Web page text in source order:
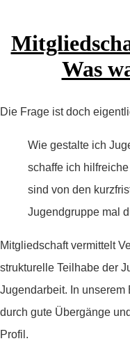
Was
Die Frage ist doch
Wie gestalte ich
schaffe ich
sind von den
Jugendgruppe mal
Mitgliedschaft vermittelt
strukturelle Teilhabe der
Jugendarbeit. In
durch gute Übergänge
Profil.